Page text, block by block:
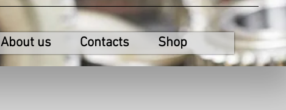
About us Contacts Shop